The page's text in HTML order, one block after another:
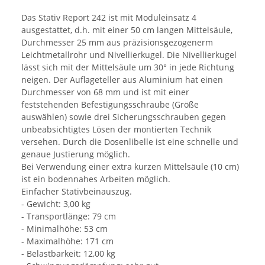
Das Stativ Report 242 ist mit Moduleinsatz 4
ausgestattet, d.h. mit einer 50 cm langen Mittelsäule,
Durchmesser 25 mm aus präzisionsgezogenerm
Leichtmetallrohr und Nivellierkugel. Die Nivellierkugel
lässt sich mit der Mittelsäule um 30° in jede Richtung
neigen. Der Auflageteller aus Aluminium hat einen
Durchmesser von 68 mm und ist mit einer
feststehenden Befestigungsschraube (Größe
auswählen) sowie drei Sicherungsschrauben gegen
unbeabsichtigtes Lösen der montierten Technik
versehen. Durch die Dosenlibelle ist eine schnelle und
genaue Justierung möglich.
Bei Verwendung einer extra kurzen Mittelsäule (10 cm)
ist ein bodennahes Arbeiten möglich.
Einfacher Stativbeinauszug.
- Gewicht: 3,00 kg
- Transportlänge: 79 cm
- Minimalhöhe: 53 cm
- Maximalhöhe: 171 cm
- Belastbarkeit: 12,00 kg